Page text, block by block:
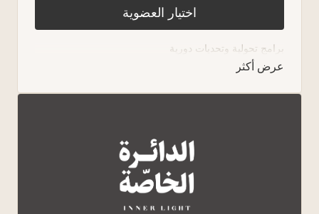
اختيار العضوية
برامج تحولية وتحديات دورية
مجتمع داعم ولقاءات ملهمة
لقاءات مغلقة مع نوف ونور
أكثر من 20 برنامج فيها كل ما تحتاجه
اشتراك شهري يمكنك إلغاءه في أي وقت
مساحة تسمعك، تحتويك، وتذكّرك بأنك لست وحدك